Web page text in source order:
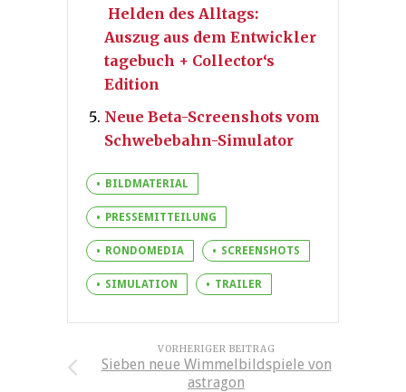
Helden des Alltags:
Auszug aus dem Entwickler
tagebuch + Collector‘s
Edition
Neue Beta-Screenshots vom
Schwebebahn-Simulator
BILDMATERIAL
PRESSEMITTEILUNG
RONDOMEDIA SCREENSHOTS
SIMULATION TRAILER
VORHERIGER BEITRAG
Sieben neue Wimmelbildspiele von
astragon